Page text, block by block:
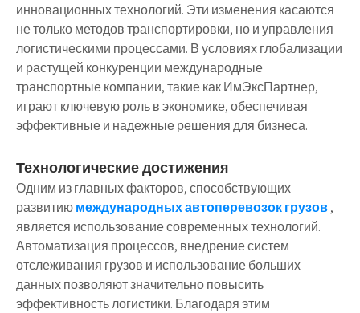
инновационных технологий. Эти изменения касаются
не только методов транспортировки, но и управления
логистическими процессами. В условиях глобализации
и растущей конкуренции международные
транспортные компании, такие как ИмЭксПартнер,
играют ключевую роль в экономике, обеспечивая
эффективные и надежные решения для бизнеса.
Технологические достижения
Одним из главных факторов, способствующих
развитиюмеждународных автоперевозок грузов,
является использование современных технологий.
Автоматизация процессов, внедрение систем
отслеживания грузов и использование больших
данных позволяют значительно повысить
эффективность логистики. Благодаря этим